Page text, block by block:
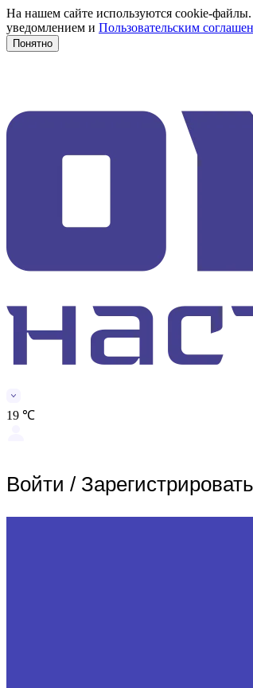
На нашем сайте используются cookie-файлы.
уведомлением и Пользовательским
Понятно
19 ℃
Войти /